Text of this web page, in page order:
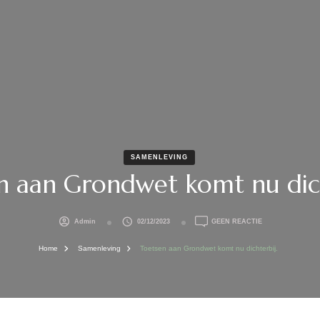
SAMENLEVING
aan Grondwet komt nu
Admin 02/12/2023 GEEN REACTIEOP
GRONDWET
Home Samenleving Toetsen aan Grondwet komt nu dichterbij.